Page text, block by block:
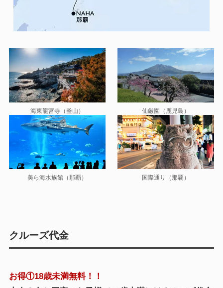
海東龍宮寺（釜山） 仙厳園（鹿児島）
美ら海水族館（那覇） 国際通り（那覇）
クルーズ代金
お得①18歳未満無料！！